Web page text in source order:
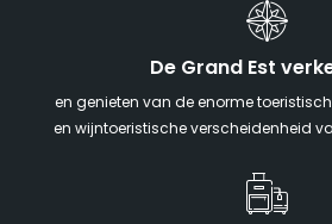
De Grand Est
en genieten van de enorme
en wijntoeristische verscheidenheid